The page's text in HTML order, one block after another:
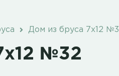
Дом из бруса 7х12
№32